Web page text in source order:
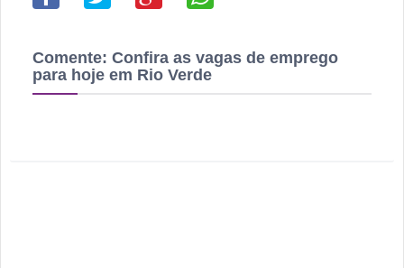
Comente: Confira as vagas de emprego
para hoje em Rio Verde